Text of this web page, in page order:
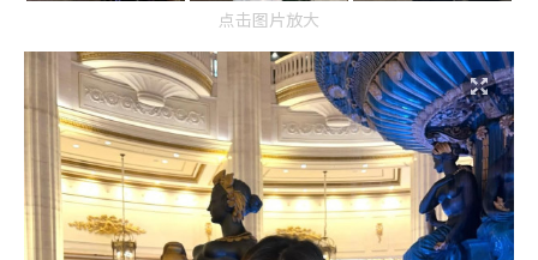
点击图片放大